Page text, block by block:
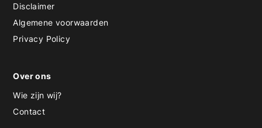
Disclaimer
Algemene voorwaarden
Privacy Policy
Over ons
Wie zijn wij?
Contact